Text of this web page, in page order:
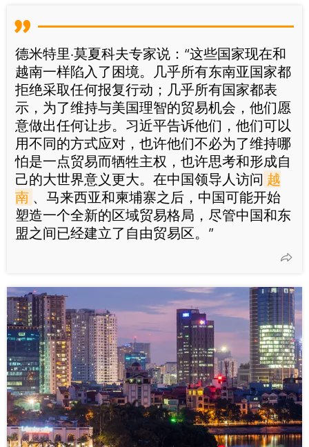
德米特里·莫夏科夫专家说：“这些国家现在和
越南一样陷入了困境。几乎所有东南亚国家都
拒绝采取任何报复行动；几乎所有国家都表
示，为了维持与美国理智的贸易机会，他们愿
意做出任何让步。习近平告诉他们，他们可以
用不同的方式应对，也许他们不必为了维持哪
怕是一点贸易而牺牲主权，也许思考和形成自
己的大世界意义更大。在中国领导人访问 越
南 、马来西亚和柬埔寨之后，中国可能开始
塑造一个全新的区域贸易格局，尽管中国和东
盟之间已经建立了自由贸易区。”